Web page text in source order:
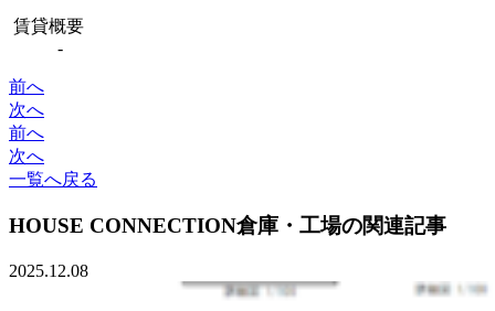
賃貸概要
-
前へ
次へ
前へ
次へ
一覧へ戻る
HOUSE CONNECTION倉庫・工場の関連記事
2025.12.08